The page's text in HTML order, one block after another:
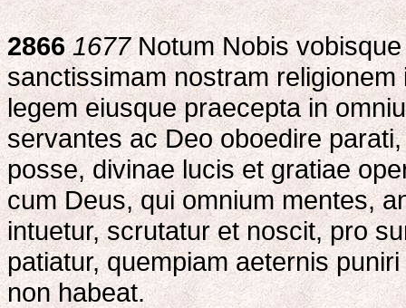
2866 1677Notum Nobis
sanctissimam nostram
legem eiusque praecepta in
servantes ac Deo oboedire
posse, divinae lucis et gratiae
cum Deus, qui omnium mentes,
intuetur, scrutatur et noscit, pro
patiatur, quempiam aeternis
non habeat.